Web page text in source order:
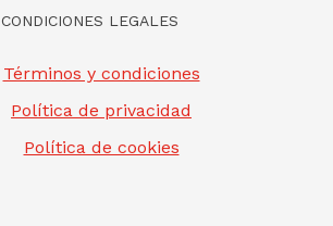
CONDICIONES LEGALES
Términos y condiciones
Política de privacidad
Política de cookies